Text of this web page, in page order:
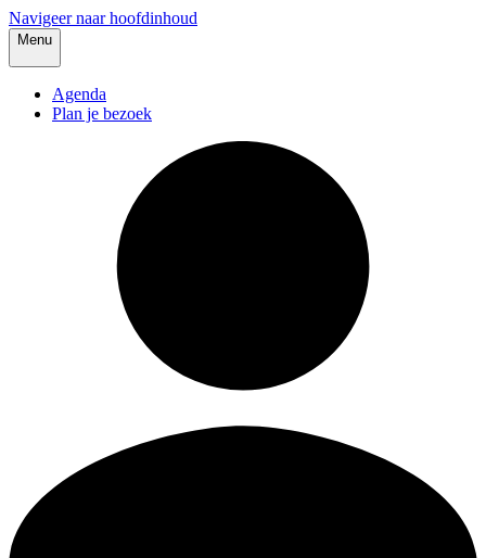
Navigeer naar hoofdinhoud
Menu
Agenda
Plan je bezoek